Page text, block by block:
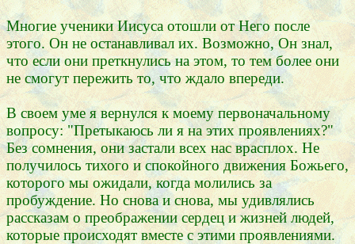
Многие ученики Иисуса отошли от Него после
этого. Он не останавливал их. Возможно, Он знал,
что если они преткнулись на этом, то тем более они
не смогут пережить то, что ждало впереди.
В своем уме я вернулся к моему первоначальному
вопросу: "Претыкаюсь ли я на этих проявлениях?"
Без сомнения, они застали всех нас врасплох. Не
получилось тихого и спокойного движения Божьего,
которого мы ожидали, когда молились за
пробуждение. Но снова и снова, мы удивлялись
рассказам о преображении сердец и жизней людей,
которые происходят вместе с этими проявлениями.